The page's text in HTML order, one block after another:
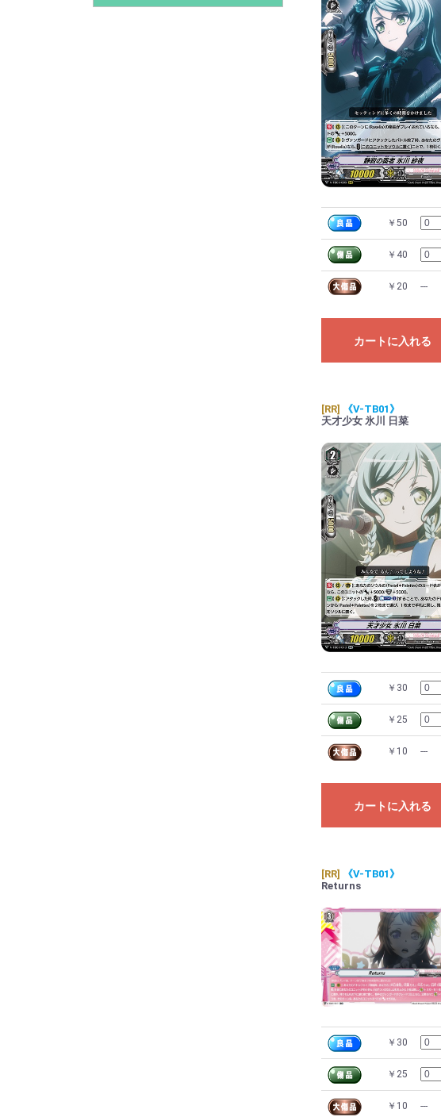
￥50
￥40
￥20 ---
カートに入れる
[RR]
《V-TB01》
天才少女 氷川 日菜
￥30
￥25
￥10 ---
カートに入れる
[RR]
《V-TB01》
Returns
￥30
￥25
￥10 ---